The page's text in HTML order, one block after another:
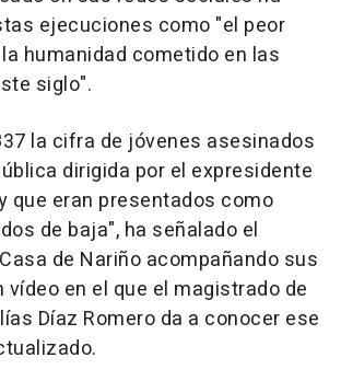
ejecuciones como "el peor
humanidad cometido en las
siglo".
la cifra de jóvenes asesinados
dirigida por el expresidente
que eran presentados como
de baja", ha señalado el
de Nariño acompañando sus
vídeo en el que el magistrado de
Díaz Romero da a conocer ese